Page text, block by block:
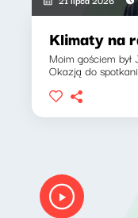
Klimaty na
Moim gościem był
Okazją do